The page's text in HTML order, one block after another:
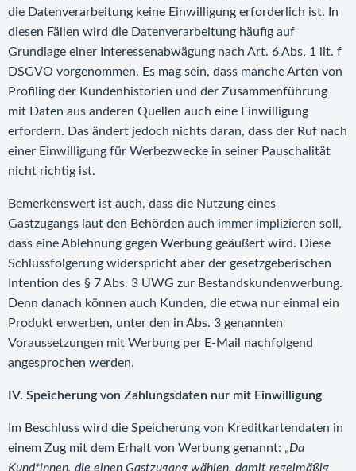
die Datenverarbeitung keine Einwilligung erforderlich ist. In
diesen Fällen wird die Datenverarbeitung häufig auf
Grundlage einer Interessenabwägung nach Art. 6 Abs. 1 lit. f
DSGVO vorgenommen. Es mag sein, dass manche Arten von
Profiling der Kundenhistorien und der Zusammenführung
mit Daten aus anderen Quellen auch eine Einwilligung
erfordern. Das ändert jedoch nichts daran, dass der Ruf nach
einer Einwilligung für Werbezwecke in seiner Pauschalität
nicht richtig ist.
Bemerkenswert ist auch, dass die Nutzung eines
Gastzugangs laut den Behörden auch immer implizieren soll,
dass eine Ablehnung gegen Werbung geäußert wird. Diese
Schlussfolgerung widerspricht aber der gesetzgeberischen
Intention des § 7 Abs. 3 UWG zur Bestandskundenwerbung.
Denn danach können auch Kunden, die etwa nur einmal ein
Produkt erwerben, unter den in Abs. 3 genannten
Voraussetzungen mit Werbung per E-Mail nachfolgend
angesprochen werden.
IV. Speicherung von Zahlungsdaten nur mit Einwilligung
Im Beschluss wird die Speicherung von Kreditkartendaten in
einem Zug mit dem Erhalt von Werbung genannt: „Da
Kund*innen, die einen Gastzugang wählen, damit regelmäßig